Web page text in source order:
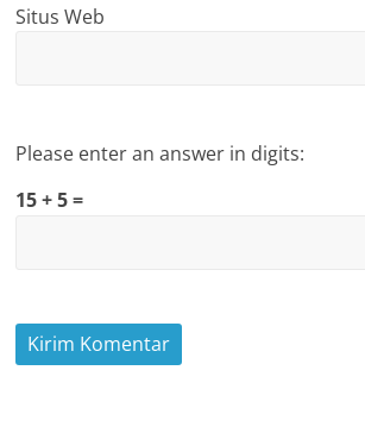
Situs Web
Please enter an answer in digits:
15 + 5 =